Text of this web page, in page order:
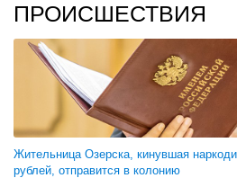
ПРОИСШЕСТВИЯ
Жительница Озерска, кинувшая
рублей, отправится в колонию